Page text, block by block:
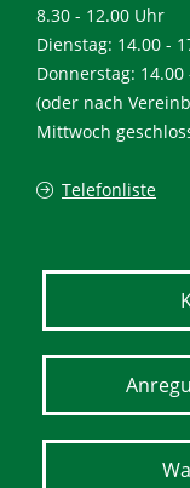
8.30 - 12.00 Uhr
Dienstag: 14.00 -
Donnerstag: 14.00
(oder nach
Mittwoch
Telefonliste